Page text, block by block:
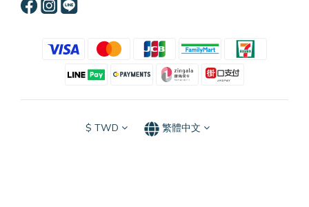
$ TWD 繁體中文